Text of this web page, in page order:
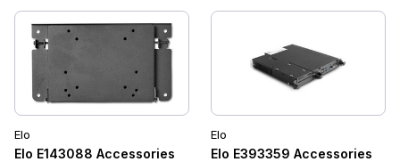
Elo
Elo E143088 Accessories
Elo
Elo E393359 Accessories